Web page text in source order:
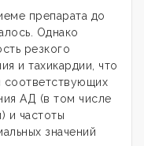
препарата до
Однако
резкого
и тахикардии, что
соответствующих
АД (в том числе
и частоты
значений